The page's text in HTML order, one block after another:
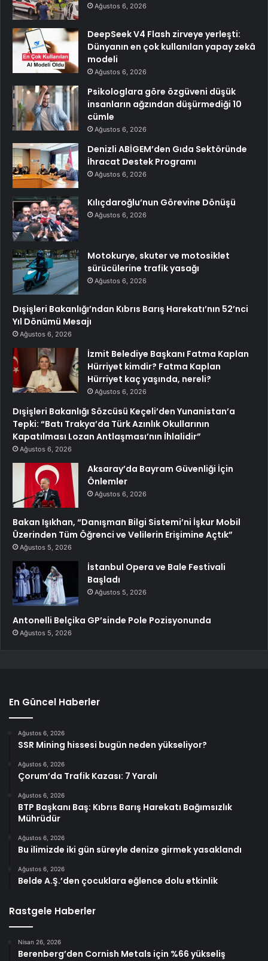
Ağustos 6, 2026
DeepSeek V4 Flash zirveye yerleşti:
Dünyanın en çok kullanılan yapay zekâ
modeli
Ağustos 6, 2026
Psikologlara göre özgüveni düşük
insanların ağzından düşürmediği 10
cümle
Ağustos 6, 2026
Denizli ABİGEM’den Gıda Sektöründe
İhracat Destek Programı
Ağustos 6, 2026
Kılıçdaroğlu’nun Görevine Dönüşü
Ağustos 6, 2026
Motokurye, skuter ve motosiklet
sürücülerine trafik yasağı
Ağustos 6, 2026
Dışişleri Bakanlığı’ndan Kıbrıs Barış Harekatı’nın 52’nci
Yıl Dönümü Mesajı
Ağustos 6, 2026
İzmit Belediye Başkanı Fatma Kaplan
Hürriyet kimdir? Fatma Kaplan
Hürriyet kaç yaşında, nereli?
Ağustos 6, 2026
Dışişleri Bakanlığı Sözcüsü Keçeli’den Yunanistan’a
Tepki: “Batı Trakya’da Türk Azınlık Okullarının
Kapatılması Lozan Antlaşması’nın İhlalidir”
Ağustos 6, 2026
Aksaray’da Bayram Güvenliği İçin
Önlemler
Ağustos 6, 2026
Bakan Işıkhan, “Danışman Bilgi Sistemi’ni İşkur Mobil
Üzerinden Tüm Öğrenci ve Velilerin Erişimine Açtık”
Ağustos 5, 2026
İstanbul Opera ve Bale Festivali
Başladı
Ağustos 5, 2026
Antonelli Belçika GP’sinde Pole Pozisyonunda
Ağustos 5, 2026
En Güncel Haberler
Ağustos 6, 2026
SSR Mining hissesi bugün neden yükseliyor?
Ağustos 6, 2026
Çorum’da Trafik Kazası: 7 Yaralı
Ağustos 6, 2026
BTP Başkanı Baş: Kıbrıs Barış Harekatı Bağımsızlık
Mührüdür
Ağustos 6, 2026
Bu ilimizde iki gün süreyle denize girmek yasaklandı
Ağustos 6, 2026
Belde A.Ş.’den çocuklara eğlence dolu etkinlik
Rastgele Haberler
Nisan 26, 2026
Berenberg’den Cornish Metals için %66 yükseliş